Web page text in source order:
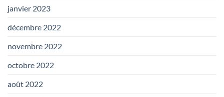
janvier 2023
décembre 2022
novembre 2022
octobre 2022
août 2022